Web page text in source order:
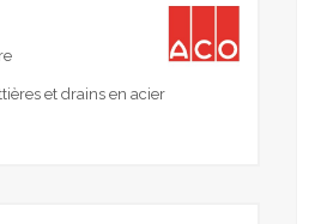
et drains en acier